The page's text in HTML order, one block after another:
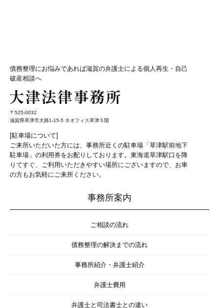
債務整理にお悩みであれば滋賀の弁護士による個人再生・自己
破産相談へ
〒525-0032
滋賀県草津市大路1-15-5 ネオフィス草津５階
[駐車場について]
ご来所いただいた方には、事務所近くの駐車場「草津駅前地下
駐車場」の利用券をお配りしております。東海道草津駅口を降
りてすぐ、ご利用いただきやすい場所にございますので、お車
の方もお気軽にご来所ください。
事務所案内
ご相談の流れ
債務整理の解決までの流れ
事務所紹介・弁護士紹介
弁護士費用
弁護士と司法書士との違い